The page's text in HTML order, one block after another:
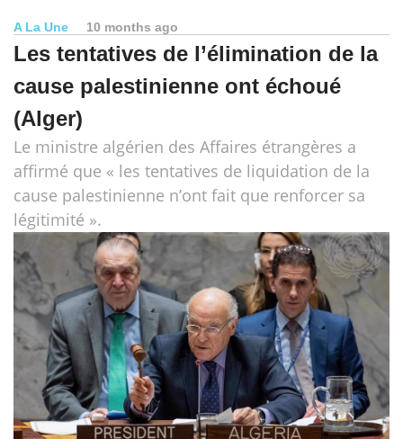
A La Une 10 months ago
Les tentatives de l’élimination de la
cause palestinienne ont échoué
(Alger)
Le ministre algérien des Affaires étrangères a
affirmé que « les tentatives de liquidation de la
cause palestinienne n’ont fait que renforcer sa
légitimité ».